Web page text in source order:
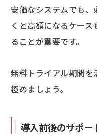
安価なシステムでも、
くと高額になるケー
ることが重要です。
無料トライアル期間を
極めましょう。
導入前後のサポー